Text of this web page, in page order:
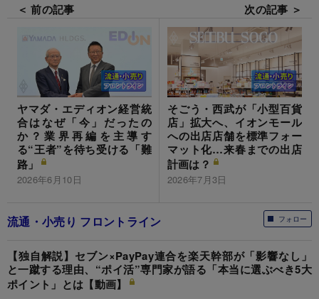
＜ 前の記事
ヤマダ・エディオン経営統
合はなぜ「今」だったの
か？業界再編を主導す
る“王者”を待ち受ける「難
路」
2026年6月10日
次の記事 ＞
そごう・西武が「小型百貨
店」拡大へ、イオンモール
への出店店舗を標準フォー
マット化…来春までの出店
計画は？
2026年7月3日
フォロー
流通・小売り フロントライン
【独自解説】セブン×PayPay連合を楽天幹部が「影響なし」
と一蹴する理由、“ポイ活”専門家が語る「本当に選ぶべき5大
ポイント」とは【動画】